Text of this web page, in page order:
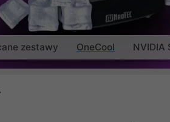
zestawy OneCool NVIDIA